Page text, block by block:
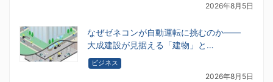
2026年8月5日
なぜゼネコンが自動運転に挑むのか――
大成建設が見据える「建物」と…
ビジネス
2026年8月5日